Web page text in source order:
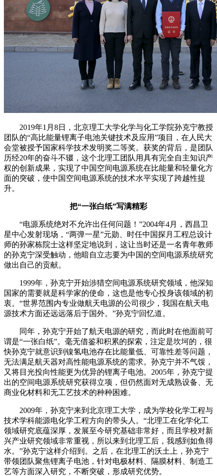
2019年1月8日，北京理工大学化学与化工学院孙克宁教授
团队的“高比能量锂离子电池关键技术及应用”项目，在人民大
会堂被授予国家科学技术发明奖二等奖。获奖的背后，是团队
历经20年的奋斗不辍，这个北理工团队用具有完全自主知识产
权的创新成果，实现了中国空间电源系统在比能量和轻量化方
面的突破，使中国空间电源系统的技术水平实现了跨越性提
升。
把“一张白纸”写满精彩
“电源系统绝对不允许出任何问题！”2004年4月，西昌卫
星中心发射现场，“两弹一星”元勋、时任中国探月工程总设计
师的孙家栋院士这样坚定地说到，这让当时还是一名青年教师
的孙克宁深受触动，他暗自立志要为中国的空间电源系统研究
做出自己的贡献。
1999年，孙克宁开始涉猎空间电源系统研究领域，他深知
国家的需要就是科学家的使命，这也是他专心投身该领域的初
衷。“世界范围内专业做航天电源的公司很少，我国在航天电
源技术方面还远远落后于国外。”孙克宁回忆道。
同年，孙克宁开始了航天电源的研究，而此时在他面前可
谓是“一张白纸”。毫无借鉴和积累的探索，注定是坎坷的，很
快孙克宁就意识到镍氢电池存在比能量低、可靠性差等问题，
无法满足航天器对高性能电源系统的需求。孙克宁并不气馁，
又将目光投向性能更为优异的锂离子电池。2005年，孙克宁提
出的空间电源系统研究获得立项，但仍然面对无成熟设备、无
商业化材料和无工艺技术的种种困难。
2009年，孙克宁来到北京理工大学，成为学校化学工程与
技术学科能源电化学工程方向的带头人。“北理工在化学化工
领域研究底蕴深厚，发展至今研究基础非常好，而且学校对新
兴产业研究领域非常重视，所以来到北理工后，我感到如鱼得
水。”孙克宁这样介绍到。之后，在北理工的沃土上，孙克宁
带领团队聚焦锂离子电池，针对电极材料、隔膜材料、制造工
艺等方面深入研究，不断突破，形成研究优势。